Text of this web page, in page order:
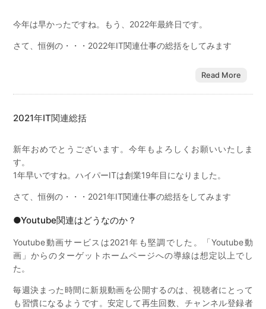
今年は早かったですね。もう、2022年最終日です。
さて、恒例の・・・2022年IT関連仕事の総括をしてみます
Read More
2021年IT関連総括
新年おめでとうございます。今年もよろしくお願いいたしま
す。
1年早いですね。ハイパーITは創業19年目になりました。
さて、恒例の・・・2021年IT関連仕事の総括をしてみます
●Youtube関連はどうなのか？
Youtube動画サービスは2021年も堅調でした。「Youtube動
画」からのターゲットホームページへの導線は想定以上でし
た。
毎週決まった時間に新規動画を公開するのは、視聴者にとって
も習慣になるようです。安定して再生回数、チャンネル登録者